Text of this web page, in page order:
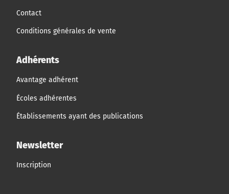
Contact
Conditions générales de vente
Adhérents
Avantage adhérent
Écoles adhérentes
Établissements ayant des publications
Newsletter
Inscription